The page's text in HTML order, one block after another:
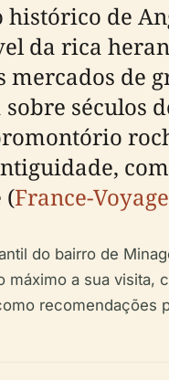
de
da rica
de
séculos
(France-Voyage
do bairro de
a sua
recomendações